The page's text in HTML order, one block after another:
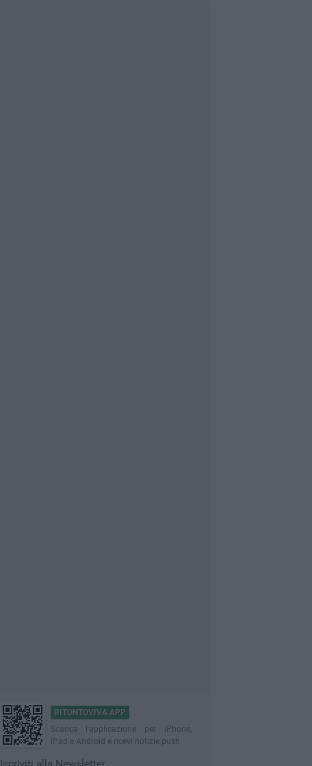
BITONTOVIVA APP
Scarica l'applicazione per iPhone,
iPad e Android e ricevi notizie push